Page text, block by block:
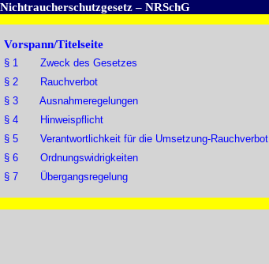
Nichtraucherschutzgesetz – NRSchG
Vorspann/Titelseite
§ 1 Zweck des Gesetzes
§ 2 Rauchverbot
§ 3 Ausnahmeregelungen
§ 4 Hinweispflicht
§ 5 Verantwortlichkeit für die Umsetzung-Rauchverbot
§ 6 Ordnungswidrigkeiten
§ 7 Übergangsregelung